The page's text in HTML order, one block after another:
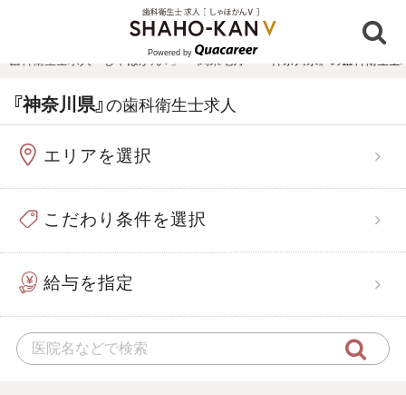
Powered by
歯科衛生士求人「しゃほかんV」 › 関東地方 『神奈川県』の歯科衛生士
『神奈川県』の歯科衛生士求人
エリアを選択
こだわり条件を選択
給与を指定